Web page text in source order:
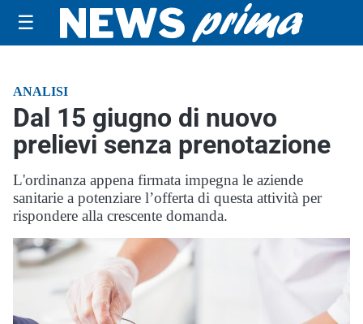
☰
ANALISI
Dal 15 giugno di nuovo
prelievi senza prenotazione
L'ordinanza appena firmata impegna le aziende
sanitarie a potenziare l’offerta di questa attività per
rispondere alla crescente domanda.